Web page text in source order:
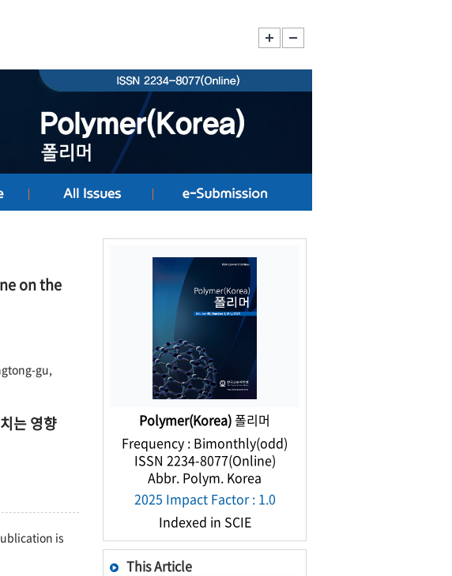
on the
gu,
는 영향
is
Polymer(Korea)폴리머
Frequency : Bimonthly(odd)
ISSN 2234-8077(Online)
Abbr. Polym. Korea
2025 Impact Factor : 1.0
Indexed in SCIE
This Article